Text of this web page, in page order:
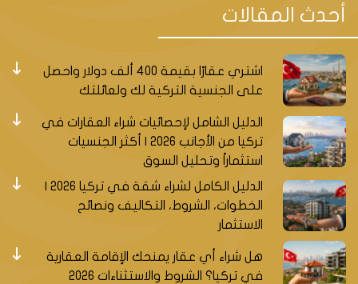
أحدث المقالات
اشتري عقارًا بقيمة 400 ألف دولار واحصل
على الجنسية التركية لك ولعائلتك
الدليل الشامل لإحصائيات شراء العقارات في
تركيا من الأجانب 2026 | أكثر الجنسيات
استثماراً وتحليل السوق
الخطوات، الشروط، التكاليف ونصائح
الاستثمار
هل شراء أي عقار يمنحك الإقامة العقارية
في تركيا؟ الشروط والاستثناءات 2026